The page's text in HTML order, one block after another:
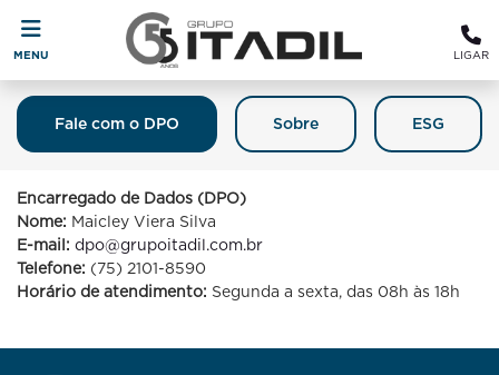
MENU LIGAR
Sobre ESG
Fale com o DPO
Fale Com O DPO (Encarregado De
Proteção De Dados)
Encarregado de Dados (DPO)
Nome: Maicley Viera Silva
E-mail: dpo@grupoitadil.com.br
Telefone: (75) 2101-8590
Horário de atendimento: Segunda a sexta, das 08h às 18h